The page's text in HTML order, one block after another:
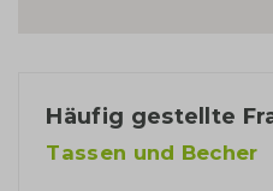
Häufig gestellte
Tassen und Becher